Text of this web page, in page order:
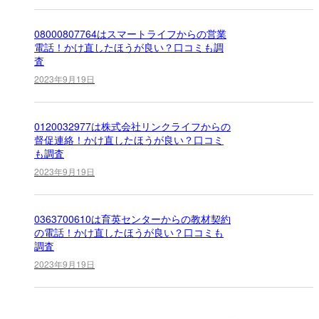
08000807764はスマートライフからの営業
電話！かけ直したほうが良い？口コミも調
査
2023年9月19日
0120032977は株式会社リンクライフからの
督促連絡！かけ直したほうが良い？口コミ
も調査
2023年9月19日
0363700610は育英センターからの教材契約
の電話！かけ直したほうが良い？口コミも
調査
2023年9月19日